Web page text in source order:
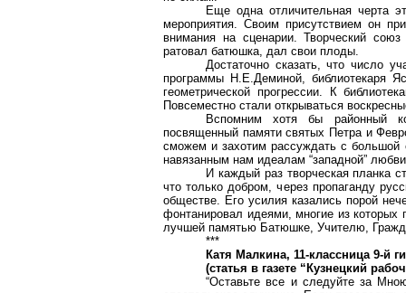
Еще одна отличительная черта
мероприятия. Своим присутствием он
внимания на сценарии. Творческий
ратовал батюшка, дал свои плоды.
Достаточно сказать, что число
программы Н.Е.Деминой, библиотекаря
геометрической прогрессии. К
Повсеместно стали открываться
Вспомним хотя бы районный
посвященный памяти святых Петра и
сможем и захотим рассуждать с большой
навязанным нам идеалам “западной”
И каждый раз творческая планка
что только добром, через пропаганду
обществе. Его усилия казались порой
фонтанировал идеями, многие из которых
лучшей памятью Батюшке, Учителю,
***
Катя Малкина, 11-классница 9-й
(статья в газете “Кузнецкий
“Оставьте все и следуйте за